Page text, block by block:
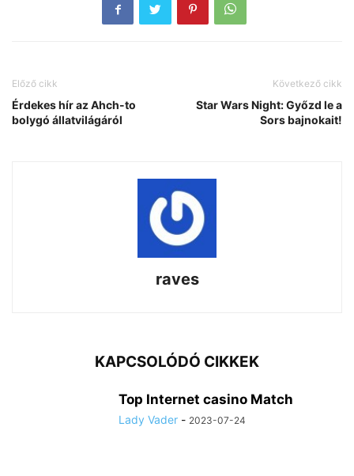
Előző cikk
Érdekes hír az Ahch-to
bolygó állatvilágáról
Következő cikk
Star Wars Night: Győzd le a
Sors bajnokait!
raves
KAPCSOLÓDÓ CIKKEK
Top Internet casino Match
Lady Vader - 2023-07-24